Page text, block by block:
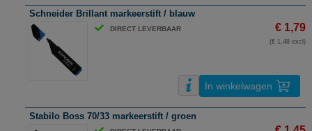
Schneider Brillant markeerstift / blauw
DIRECT LEVERBAAR € 1,79
(€ 1,48 excl)
In winkelwagen
Stabilo Boss 70/33 markeerstift / groen